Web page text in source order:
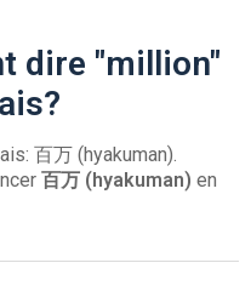
dire "million"
百万 (hyakuman).
百万 (hyakuman) en